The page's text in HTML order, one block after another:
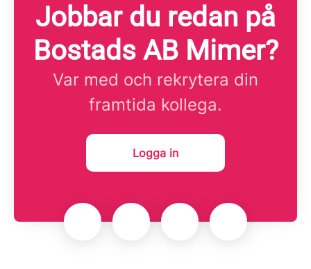
Jobbar du redan på
Bostads AB Mimer?
Var med och rekrytera din
framtida kollega.
Logga in